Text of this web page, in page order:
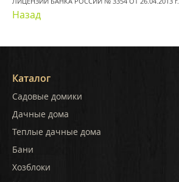
Назад
Каталог
Садовые домики
Дачные дома
Теплые дачные дома
Бани
Хозблоки